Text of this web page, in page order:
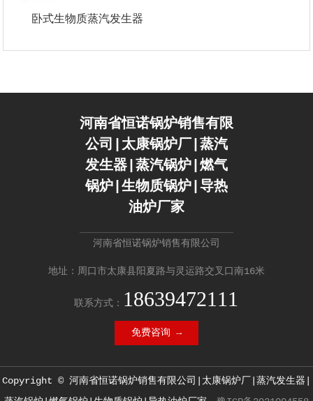
卧式生物质蒸汽发生器
河南省恒诺锅炉销售有限
公司|太康锅炉厂|蒸汽
发生器|蒸汽锅炉|燃气
锅炉|生物质锅炉|导热
油炉厂家
河南省恒诺锅炉销售有限公司
地址：周口市太康县阳夏路与灵运路交叉口南16米
联系方式： 18639472111
免费咨询 →
Copyright © 河南省恒诺锅炉销售有限公司|太康锅炉厂|蒸汽发生器|